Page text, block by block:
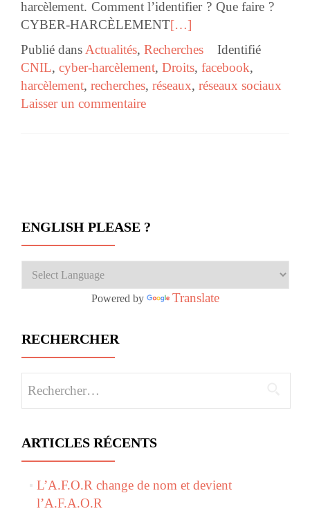
harcèlement. Comment l’identifier ? Que faire ?
CYBER-HARCÈLEMENT[…]
Publié dans Actualités, Recherches
Identifié
CNIL, cyber-harcèlement, Droits, facebook,
harcèlement, recherches, réseaux, réseaux sociaux
Laisser un commentaire
ENGLISH PLEASE ?
Powered by Translate
RECHERCHER
ARTICLES RÉCENTS
L’A.F.O.R change de nom et devient
l’A.F.A.O.R